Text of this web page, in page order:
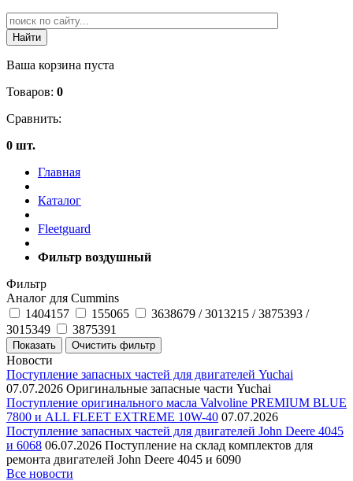
Ваша корзина пуста
Товаров: 0
Сравнить:
0 шт.
Главная
Каталог
Fleetguard
Фильтр воздушный
Фильтр
Аналог для Cummins
1404157
155065
3638679 / 3013215 / 3875393 /
3015349
3875391
Новости
Поступление запасных частей для двигателей Yuchai
07.07.2026 Оригинальные запасные части Yuchai
Поступление оригинального масла Valvoline PREMIUM BLUE
7800 и ALL FLEET EXTREME 10W-40 07.07.2026
Поступление запасных частей для двигателей John Deere 4045
и 6068 06.07.2026 Поступление на склад комплектов для
ремонта двигателей John Deere 4045 и 6090
Все новости